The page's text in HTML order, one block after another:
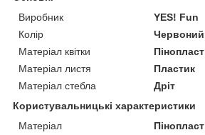
Виробник
YES! Fun
Колір
Червоний
Матеріал квітки
Пінопласт
Матеріал листя
Пластик
Матеріал стебла
Дріт
Користувальницькі характеристики
Матеріал
Пінопласт